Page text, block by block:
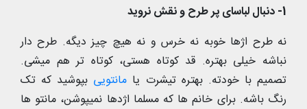
1- دنبال لباسای پر طرح و نقش نروید
نه طرح اژها خوبه نه خرس و نه هیچ چیز دیگه. طرح دار
نباشه خیلی بهتره. قد کوتاه هستی، کوتاه تر هم میشی.
تصمیم با خودته. بهتره تیشرت یا مانتویی بپوشید که تک
رنگ باشه. برای خانم ها که مسلما اژدها نمیپوشن، مانتو ها